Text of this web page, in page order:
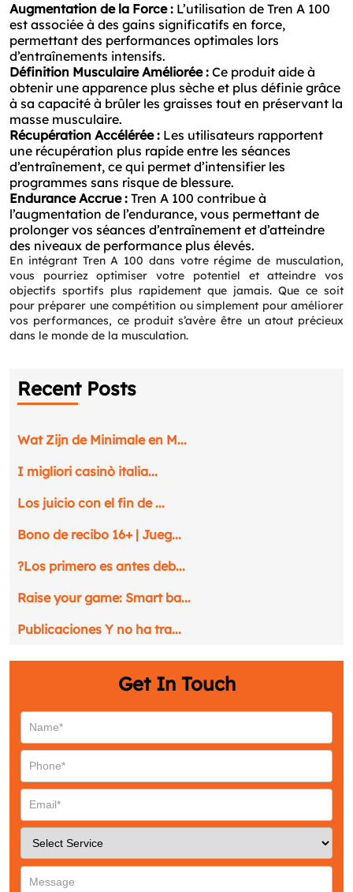
Request a CallBack
Name
Email*
Phone*
Augmentation de la Force : L’utilisation de Tren A 100
est associée à des gains significatifs en force,
permettant des performances optimales lors
d’entraînements intensifs.
Définition Musculaire Améliorée : Ce produit aide à
obtenir une apparence plus sèche et plus définie grâce
à sa capacité à brûler les graisses tout en préservant la
masse musculaire.
Récupération Accélérée : Les utilisateurs rapportent
une récupération plus rapide entre les séances
d’entraînement, ce qui permet d’intensifier les
programmes sans risque de blessure.
Endurance Accrue : Tren A 100 contribue à
l’augmentation de l’endurance, vous permettant de
prolonger vos séances d’entraînement et d’atteindre
des niveaux de performance plus élevés.
En intégrant Tren A 100 dans votre régime de musculation,
vous pourriez optimiser votre potentiel et atteindre vos
objectifs sportifs plus rapidement que jamais. Que ce soit
pour préparer une compétition ou simplement pour améliorer
vos performances, ce produit s’avère être un atout précieux
dans le monde de la musculation.
Recent Posts
Wat Zijn de Minimale en M...
I migliori casinò italia...
Los juicio con el fin de ...
Bono de recibo 16+ | Jueg...
?Los primero es antes deb...
Raise your game: Smart ba...
Publicaciones Y no ha tra...
Get In Touch